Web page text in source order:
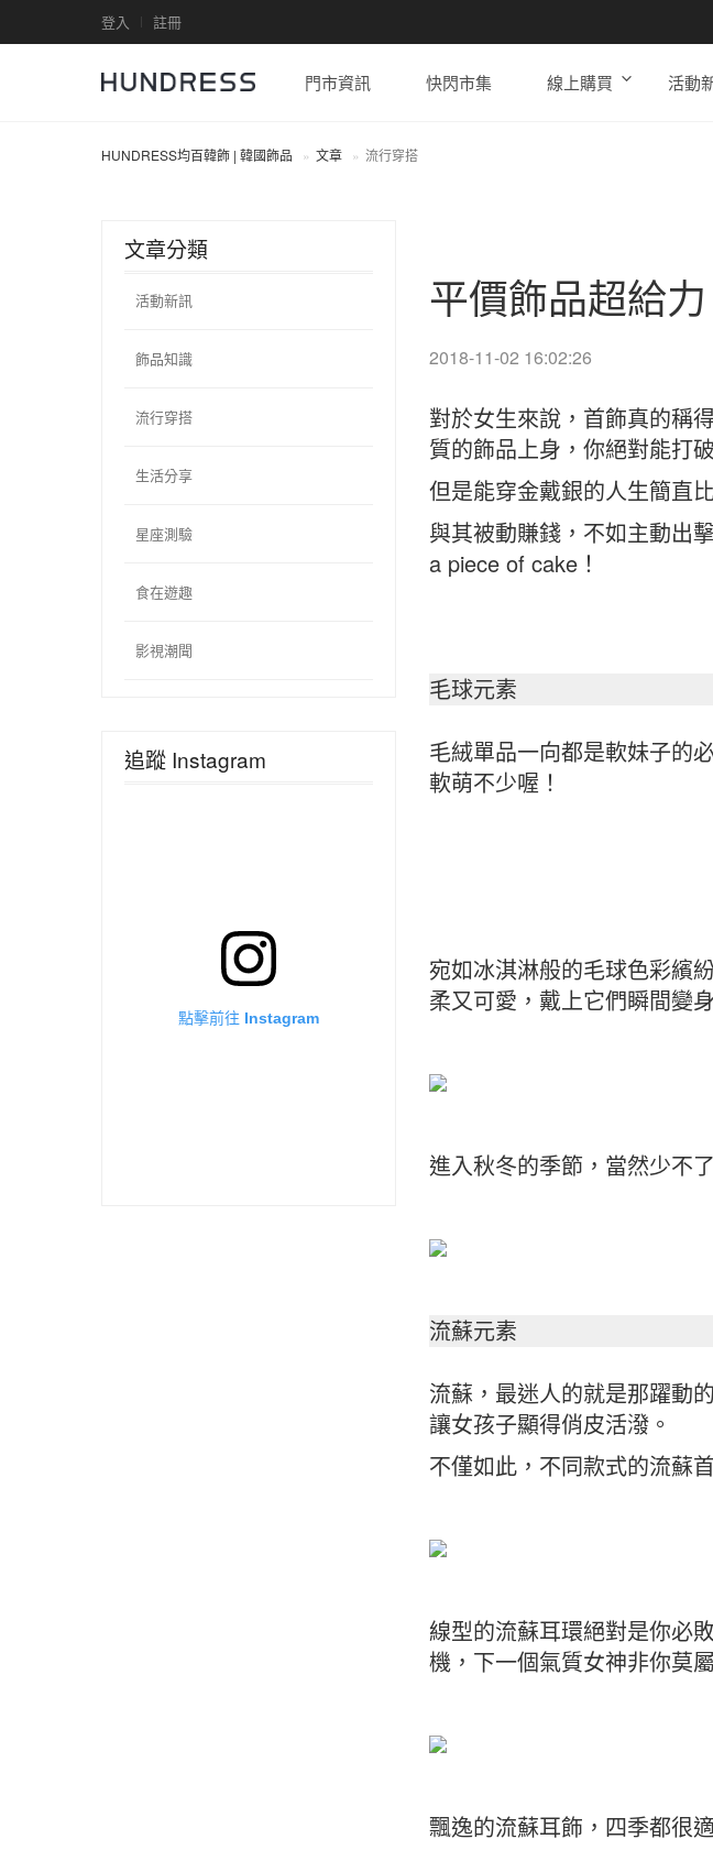
登入 註冊
門市資訊 快閃市集 線上購買 活動
HUNDRESS均百韓飾 | 韓國飾品 文章 流行穿搭
平價飾品超給
2018-11-02 16:02:26
對於女生來說，首飾真的稱
質的飾品上身，你絕對能打
但是能穿金戴銀的人生簡直
與其被動賺錢，不如主動出
a piece of cake！
毛球元素
毛絨單品一向都是軟妹子的
軟萌不少喔！
宛如冰淇淋般的毛球色彩繽
柔又可愛，戴上它們瞬間變
進入秋冬的季節，當然少不
流蘇元素
流蘇，最迷人的就是那躍動
讓女孩子顯得俏皮活潑。
不僅如此，不同款式的流蘇
線型的流蘇耳環絕對是你必
機，下一個氣質女神非你莫屬
飄逸的流蘇耳飾，四季都很
文章分類
活動新訊
飾品知識
流行穿搭
生活分享
星座測驗
食在遊趣
影視潮聞
追蹤 Instagram
點擊前往 Instagram